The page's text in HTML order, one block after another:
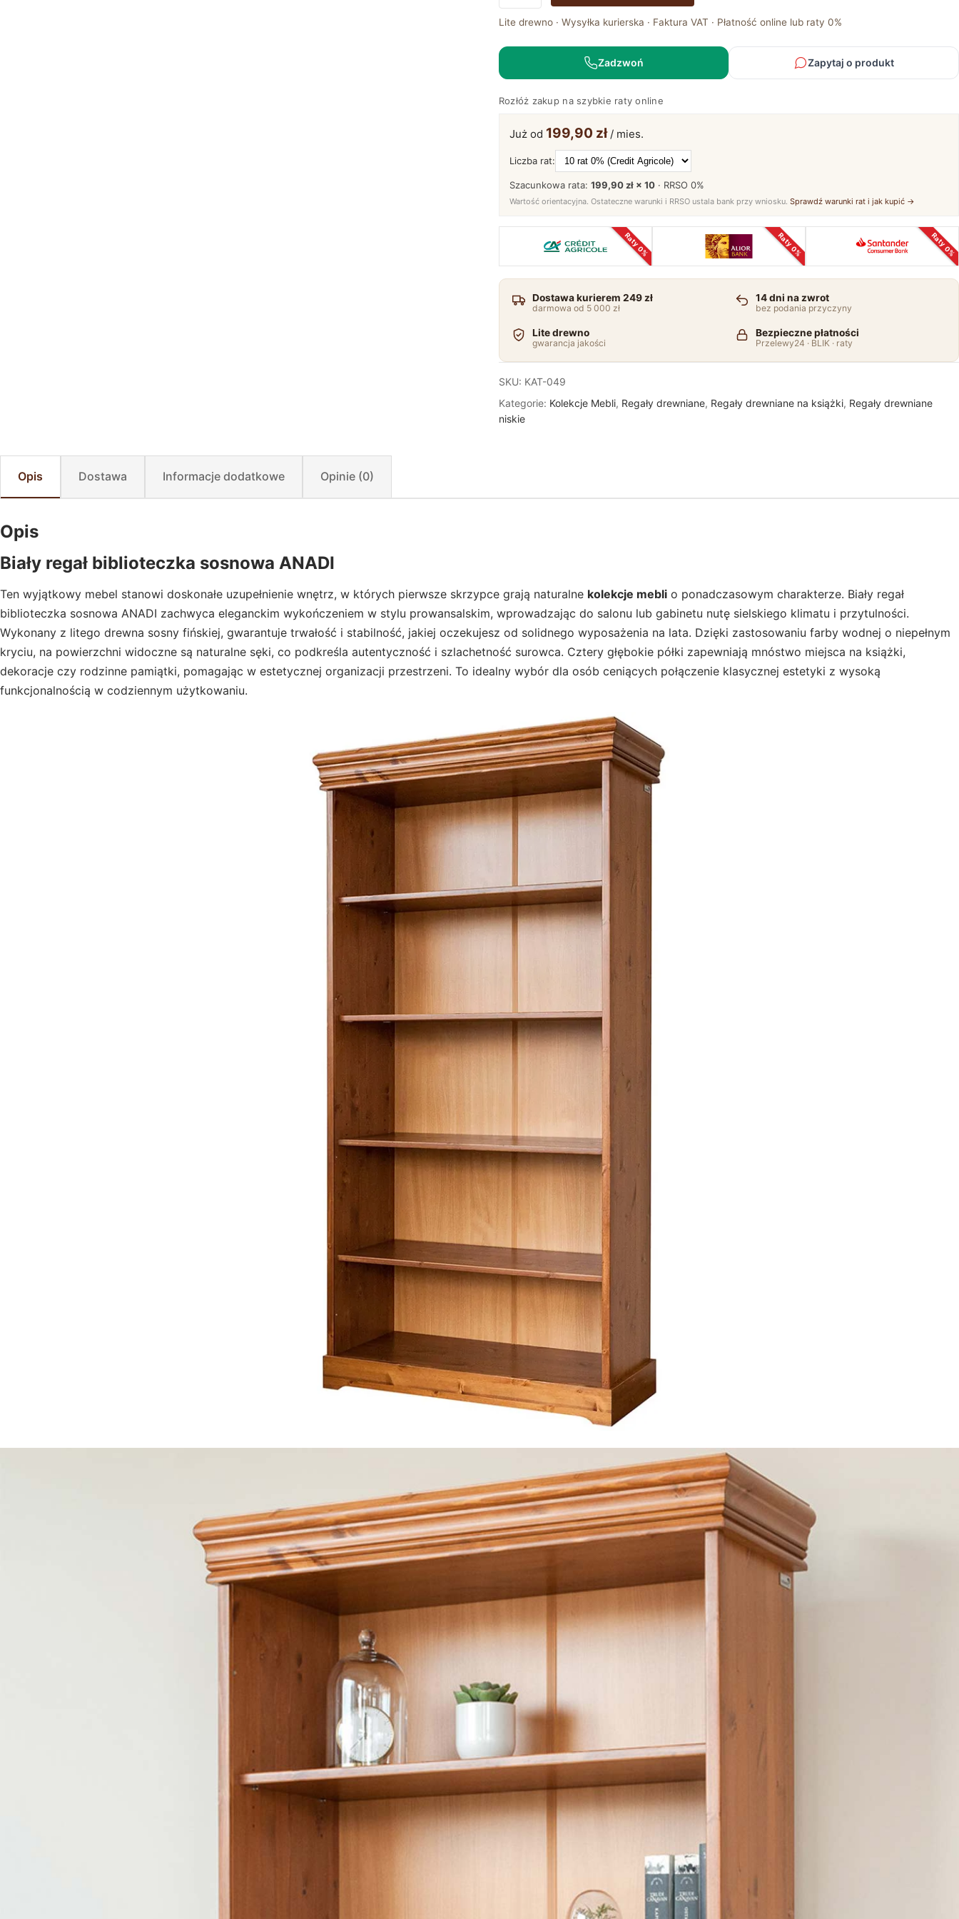
regał
sosnowa
ANADI
Lite drewno · Wysyłka kurierska · Faktura VAT · Płatność online lub raty 0%
Zadzwoń Zapytaj o produkt
Rozłóż zakup na szybkie raty online
Już od 199,90 zł/ mies.
Liczba rat:
Szacunkowa rata: 199,90 zł × 10· RRSO 0%
Wartość orientacyjna. Ostateczne warunki i RRSO ustala bank przy wniosku. Sprawdź warunki rat i jak kupić →
Raty 0% Raty 0% Raty 0%
Dostawa kurierem 249 zł
darmowa od 5 000 zł
14 dni na zwrot
bez podania przyczyny
Lite drewno
gwarancja jakości
Bezpieczne płatności
Przelewy24 · BLIK · raty
SKU: KAT-049
Kategorie: Kolekcje Mebli, Regały drewniane, Regały drewniane na książki, Regały drewniane
niskie
Opis Dostawa Informacje dodatkowe Opinie (0)
Opis
Biały regał biblioteczka sosnowa ANADI
Ten wyjątkowy mebel stanowi doskonałe uzupełnienie wnętrz, w których pierwsze skrzypce grają naturalne kolekcje mebli o ponadczasowym charakterze. Biały regał
biblioteczka sosnowa ANADI zachwyca eleganckim wykończeniem w stylu prowansalskim, wprowadzając do salonu lub gabinetu nutę sielskiego klimatu i przytulności.
Wykonany z litego drewna sosny fińskiej, gwarantuje trwałość i stabilność, jakiej oczekujesz od solidnego wyposażenia na lata. Dzięki zastosowaniu farby wodnej o niepełnym
kryciu, na powierzchni widoczne są naturalne sęki, co podkreśla autentyczność i szlachetność surowca. Cztery głębokie półki zapewniają mnóstwo miejsca na książki,
dekoracje czy rodzinne pamiątki, pomagając w estetycznej organizacji przestrzeni. To idealny wybór dla osób ceniących połączenie klasycznej estetyki z wysoką
funkcjonalnością w codziennym użytkowaniu.